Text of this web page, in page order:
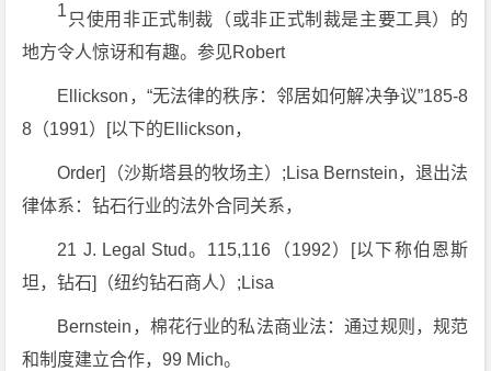
1只使用非正式制裁（或非正式制裁是主要工具）的
地方令人惊讶和有趣。参见Robert
Ellickson，“无法律的秩序：邻居如何解决争议”185-8
8（1991）[以下的Ellickson，
Order]（沙斯塔县的牧场主）;Lisa Bernstein，退出法
律体系：钻石行业的法外合同关系，
21 J. Legal Stud。115,116（1992）[以下称伯恩斯
坦，钻石]（纽约钻石商人）;Lisa
Bernstein，棉花行业的私法商业法：通过规则，规范
和制度建立合作，99 Mich。